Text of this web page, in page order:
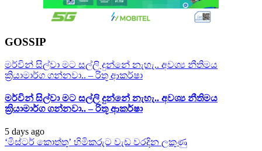
GOSSIP
මර්වින් සිල්වා මට සල්ලි දුන්නේ නැහැ.. අවශ්‍ය නීතිමය
ක්‍රියාමාර්ග ගන්නවා.. – රිතූ ආකර්ෂා
මර්වින් සිල්වා මට සල්ලි දුන්නේ නැහැ.. අවශ්‍ය නීතිමය
ක්‍රියාමාර්ග ගන්නවා.. – රිතූ ආකර්ෂා
5 days ago
‘මිස්ටර් කොත්තු’ හිමිකරුට වැඩ වරදින ලකුණු